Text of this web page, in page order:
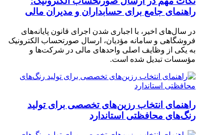
راهنمای جامع برای حسابداران و مدیران مالی
در سال‌های اخیر، با اجباری شدن اجرای قانون پایانه‌های
فروشگاهی و سامانه مؤدیان، ارسال صورتحساب الکترونیک
به یکی از وظایف اصلی واحدهای مالی در شرکت‌ها و
مؤسسات تبدیل شده است.
راهنمای انتخاب رزین‌های تخصصی برای تولید
رنگ‌های محافظتی استاندارد